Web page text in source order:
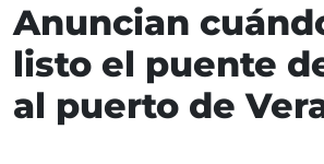
Anuncian
listo el puente
al puerto de